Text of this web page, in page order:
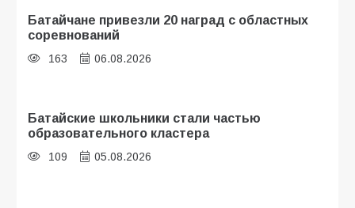
Батайчане привезли 20 наград с областных
соревнований
163 06.08.2026
Батайские школьники стали частью
образовательного кластера
109 05.08.2026